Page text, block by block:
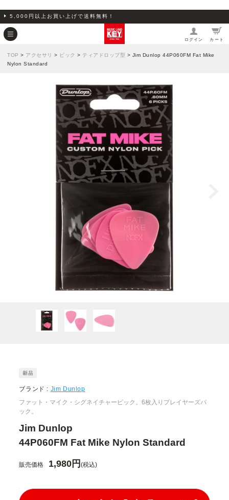
5,000円以上お買い上げで送料無料！
ログイン カート
TOP > アクセサリ > ピック > ティアドロップ型 > Jim Dunlop 44P060FM Fat Mike
Nylon Standard
ブランド : Jim Dunlop
ファット・マイク・シグネイチャーピック。6枚入りプレイヤーズパ
ック。
Jim Dunlop
44P060FM Fat Mike Nylon Standard
販売価格 1,980円(税込)